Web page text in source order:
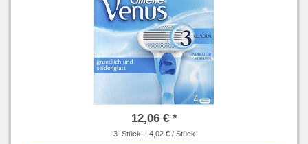
12,06 € *
3 Stück | 4,02 € / Stück